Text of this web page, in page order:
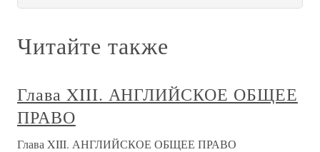
Читайте также
Глава XIII. АНГЛИЙСКОЕ ОБЩЕЕ
ПРАВО
Глава XIII. АНГЛИЙСКОЕ ОБЩЕЕ ПРАВО